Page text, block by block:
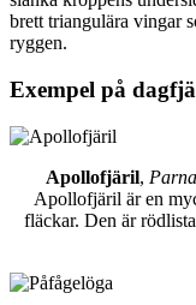
brett triangulära vingar
ryggen.
Exempel på
Apollofjäril,
Apollofjäril är en
fläckar. Den är